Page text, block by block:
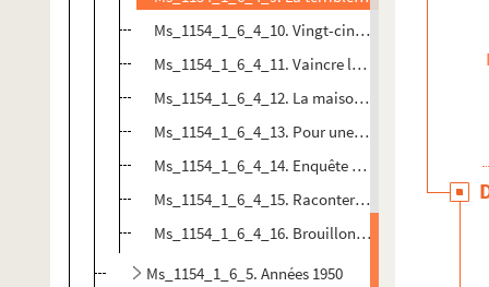
Ms_1154_1_6_4_10. Vingt-cinq ans après ... (4
Ms_1154_1_6_4_11. Vaincre les souvenirs (1955)
Ms_1154_1_6_4_12. La maison au flanc de
Ms_1154_1_6_4_13. Pour une Croix-Rouge de
Ms_1154_1_6_4_14. Enquête "Quand le destin
Ms_1154_1_6_4_15. Raconter des histoires (1959
Ms_1154_1_6_4_16. Brouillons d'articles non datés
Ms_1154_1_6_5. Années 1950